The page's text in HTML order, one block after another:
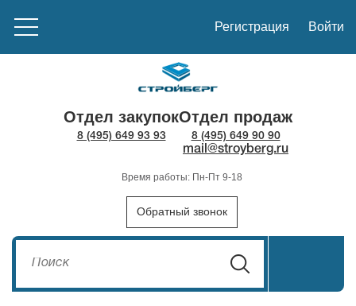
Регистрация Войти
Отдел закупок
8 (495) 649 93 93
Отдел продаж
8 (495) 649 90 90
mail@stroyberg.ru
Время работы: Пн-Пт 9-18
Обратный звонок